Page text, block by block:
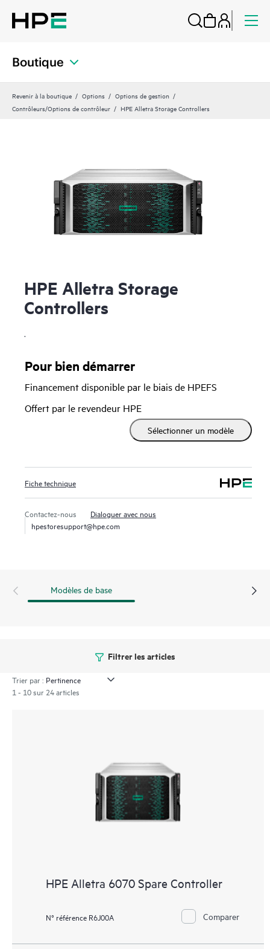
Boutique
Revenir à la boutique Options
Options de gestion
Contrôleurs/Options de contrôleur
HPE Alletra Storage Controllers
HPE Alletra Storage
Controllers
.
Pour bien démarrer
Financement disponible par le biais de HPEFS
Offert par le revendeur HPE
Sélectionner un modèle
Fiche technique
Contactez-nous
Dialoguer avec nous
hpestoresupport@hpe.com
Modèles de base
Filtrer les articles
Trier par :
1 - 10 sur 24 articles
HPE Alletra 6070 Spare Controller
N° référence R6J00A Comparer